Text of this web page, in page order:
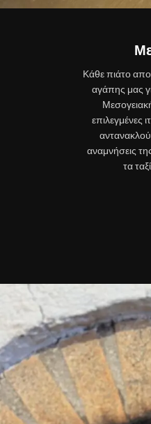
Κάθε πιάτο
αγάπης μας
επιλεγμένες
αναμνήσεις
τα